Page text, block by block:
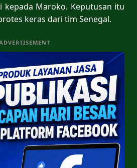
kepada Maroko. Keputusan itu
keras dari tim Senegal.